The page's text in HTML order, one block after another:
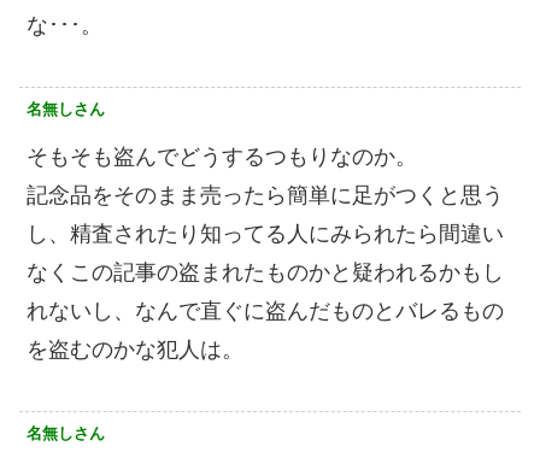
な･･･。
名無しさん
そもそも盗んでどうするつもりなのか。
記念品をそのまま売ったら簡単に足がつくと思う
し、精査されたり知ってる人にみられたら間違い
なくこの記事の盗まれたものかと疑われるかもし
れないし、なんで直ぐに盗んだものとバレるもの
を盗むのかな犯人は。
名無しさん